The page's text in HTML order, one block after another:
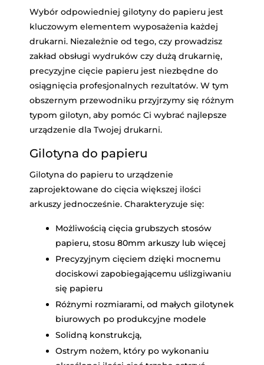
Wybór odpowiedniej gilotyny do papieru jest
kluczowym elementem wyposażenia każdej
drukarni. Niezależnie od tego, czy prowadzisz
zakład obsługi wydruków czy dużą drukarnię,
precyzyjne cięcie papieru jest niezbędne do
osiągnięcia profesjonalnych rezultatów. W tym
obszernym przewodniku przyjrzymy się różnym
typom gilotyn, aby pomóc Ci wybrać najlepsze
urządzenie dla Twojej drukarni.
Gilotyna do papieru
Gilotyna do papieru to urządzenie
zaprojektowane do cięcia większej ilości
arkuszy jednocześnie. Charakteryzuje się:
Możliwością cięcia grubszych stosów
papieru, stosu 80mm arkuszy lub więcej
Precyzyjnym cięciem dzięki mocnemu
dociskowi zapobiegającemu uślizgiwaniu
się papieru
Różnymi rozmiarami, od małych gilotynek
biurowych po produkcyjne modele
Solidną konstrukcją,
Ostrym nożem, który po wykonaniu